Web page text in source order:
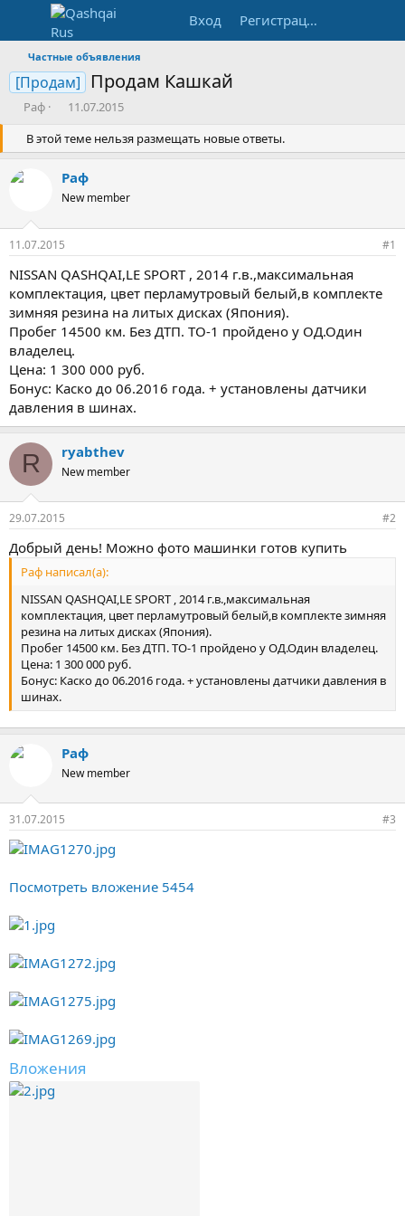
Вход Регистрация
Частные объявления
[Продам] Продам Кашкай
А
т
о
р
т
м
Раф
Д
т
а
н
а
ч
а
11.07.2015
В этой теме нельзя размещать новые ответы.
Раф
New member
11.07.2015 #1
NISSAN QASHQAI,LE SPORT , 2014 г.в.,максимальная
комплектация, цвет перламутровый белый,в комплекте
зимняя резина на литых дисках (Япония).
Пробег 14500 км. Без ДТП. ТО-1 пройдено у ОД.Один
владелец.
Цена: 1 300 000 руб.
Бонус: Каско до 06.2016 года. + установлены датчики
давления в шинах.
R ryabthev
New member
29.07.2015 #2
Добрый день! Можно фото машинки готов купить
Раф написал(а):
NISSAN QASHQAI,LE SPORT , 2014 г.в.,максимальная
комплектация, цвет перламутровый белый,в комплекте зимняя
резина на литых дисках (Япония).
Пробег 14500 км. Без ДТП. ТО-1 пройдено у ОД.Один владелец.
Цена: 1 300 000 руб.
Бонус: Каско до 06.2016 года. + установлены датчики давления в
шинах.
Раф
New member
31.07.2015 #3
Посмотреть вложение 5454
Вложения